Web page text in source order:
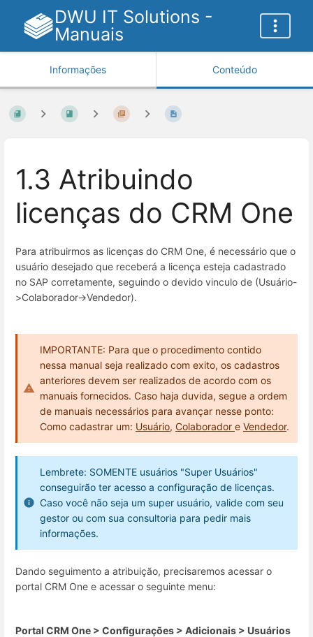
DWU IT Solutions -
Manuais
Informações Conteúdo
1.3 Atribuindo
licenças do CRM One
Para atribuirmos as licenças do CRM One, é necessário que o
usuário desejado que receberá a licença esteja cadastrado
no SAP corretamente, seguindo o devido vinculo de (Usuário-
>Colaborador->Vendedor).
IMPORTANTE: Para que o procedimento contido
nessa manual seja realizado com exito, os cadastros
anteriores devem ser realizados de acordo com os
manuais fornecidos. Caso haja duvida, segue a ordem
de manuais necessários para avançar nesse ponto:
Como cadastrar um: Usuário, Colaborador e Vendedor.
Lembrete: SOMENTE usuários "Super Usuários"
conseguirão ter acesso a configuração de licenças.
Caso você não seja um super usuário, valide com seu
gestor ou com sua consultoria para pedir mais
informações.
Dando seguimento a atribuição, precisaremos acessar o
portal CRM One e acessar o seguinte menu:
Portal CRM One > Configurações > Adicionais > Usuários